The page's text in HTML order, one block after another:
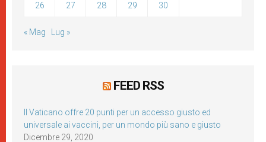
26 27 28 29 30
« Mag Lug »
FEED RSS
Il Vaticano offre 20 punti per un accesso giusto ed
universale ai vaccini, per un mondo più sano e giusto
Dicembre 29, 2020